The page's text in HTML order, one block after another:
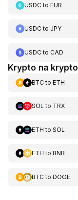
USDCto EUR
USDCto JPY
USDCto CAD
Krypto na krypto
BTCto ETH
SOL to TRX
ETH to SOL
ETH to BNB
BTCto DOGE